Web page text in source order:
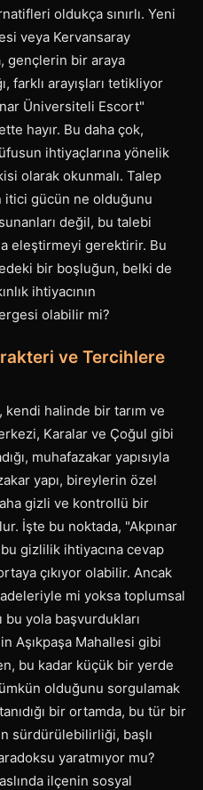
oldukça sınırlı. Yeni
veya Kervansaray
gençlerin bir araya
farklı arayışları tetikliyor
Üniversiteli Escort"
hayır. Bu daha çok,
ihtiyaçlarına yönelik
olarak okunmalı. Talep
itici gücün ne olduğunu
değil, bu talebi
eleştirmeyi gerektirir. Bu
bir boşluğun, belki de
ihtiyacının
olabilir mi?
ve Tercihlere
kendi halinde bir tarım ve
Karalar ve Çoğul gibi
muhafazakar yapısıyla
yapı, bireylerin özel
gizli ve kontrollü bir
İşte bu noktada, "Akpınar
gizlilik ihtiyacına cevap
çıkıyor olabilir. Ancak
mi yoksa toplumsal
bu yola başvurdukları
Aşıkpaşa Mahallesi gibi
bu kadar küçük bir yerde
olduğunu sorgulamak
bir ortamda, bu tür bir
sürdürülebilirliği, başlı
yaratmıyor mu?
ilçenin sosyal